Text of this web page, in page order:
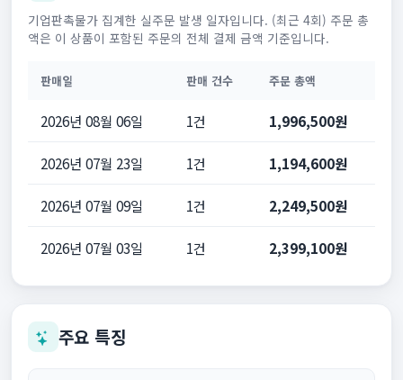
기업판촉물가 집계한 실주문 발생 일자입니다. (최근 4회) 주문 총
액은 이 상품이 포함된 주문의 전체 결제 금액 기준입니다.
판매일 판매 건수 주문 총액
2026년 08월 06일 1건 1,996,500원
2026년 07월 23일 1건 1,194,600원
2026년 07월 09일 1건 2,249,500원
2026년 07월 03일 1건 2,399,100원
주요 특징